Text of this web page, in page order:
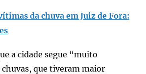
da chuva em Juiz de Fora:
a cidade segue “muito
chuvas, que tiveram maior